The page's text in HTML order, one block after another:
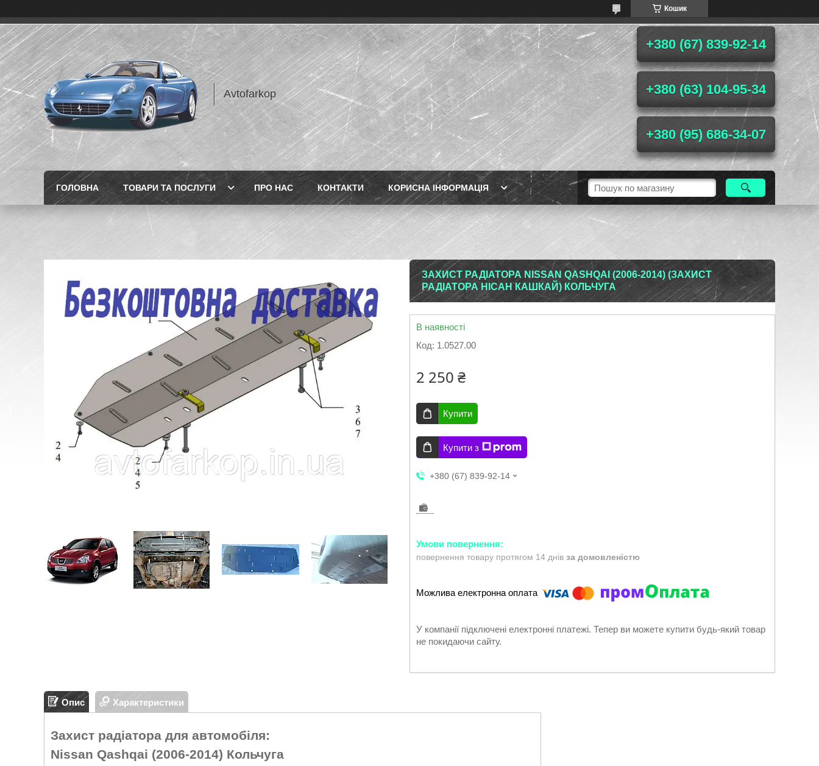
Кошик
Avtofarkop
+380 (67) 839-92-14
+380 (63) 104-95-34
+380 (95) 686-34-07
ГОЛОВНА ТОВАРИ ТА ПОСЛУГИ ПРО НАС КОНТАКТИ КОРИСНА ІНФОРМАЦІЯ
ЗАХИСТ РАДІАТОРА NISSAN QASHQAI (2006-2014) (ЗАХИСТ
РАДІАТОРА НІСАН КАШКАЙ) КОЛЬЧУГА
В наявності
Код: 1.0527.00
2 250 ₴
Купити
Купити з
+380 (67) 839-92-14
повернення товару протягом 14 днів за домовленістю
У компанії підключені електронні платежі. Тепер ви можете купити будь-який товар
не покидаючи сайту.
Опис Характеристики
Захист радіатора для автомобіля:
Nissan Qashqai (2006-2014) Кольчуга